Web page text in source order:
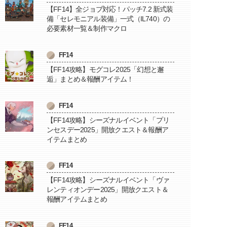
【FF14】全ジョブ対応！パッチ7.2 新式装
備「セレモニアル装備」一式（IL740）の
必要素材一覧＆制作マクロ
FF14
【FF14攻略】モグコレ2025「幻想と邂
逅」まとめ＆報酬アイテム！
FF14
【FF14攻略】シーズナルイベント「プリ
ンセスデー2025」開放クエスト＆報酬ア
イテムまとめ
FF14
【FF14攻略】シーズナルイベント「ヴァ
レンティオンデー2025」開放クエスト＆
報酬アイテムまとめ